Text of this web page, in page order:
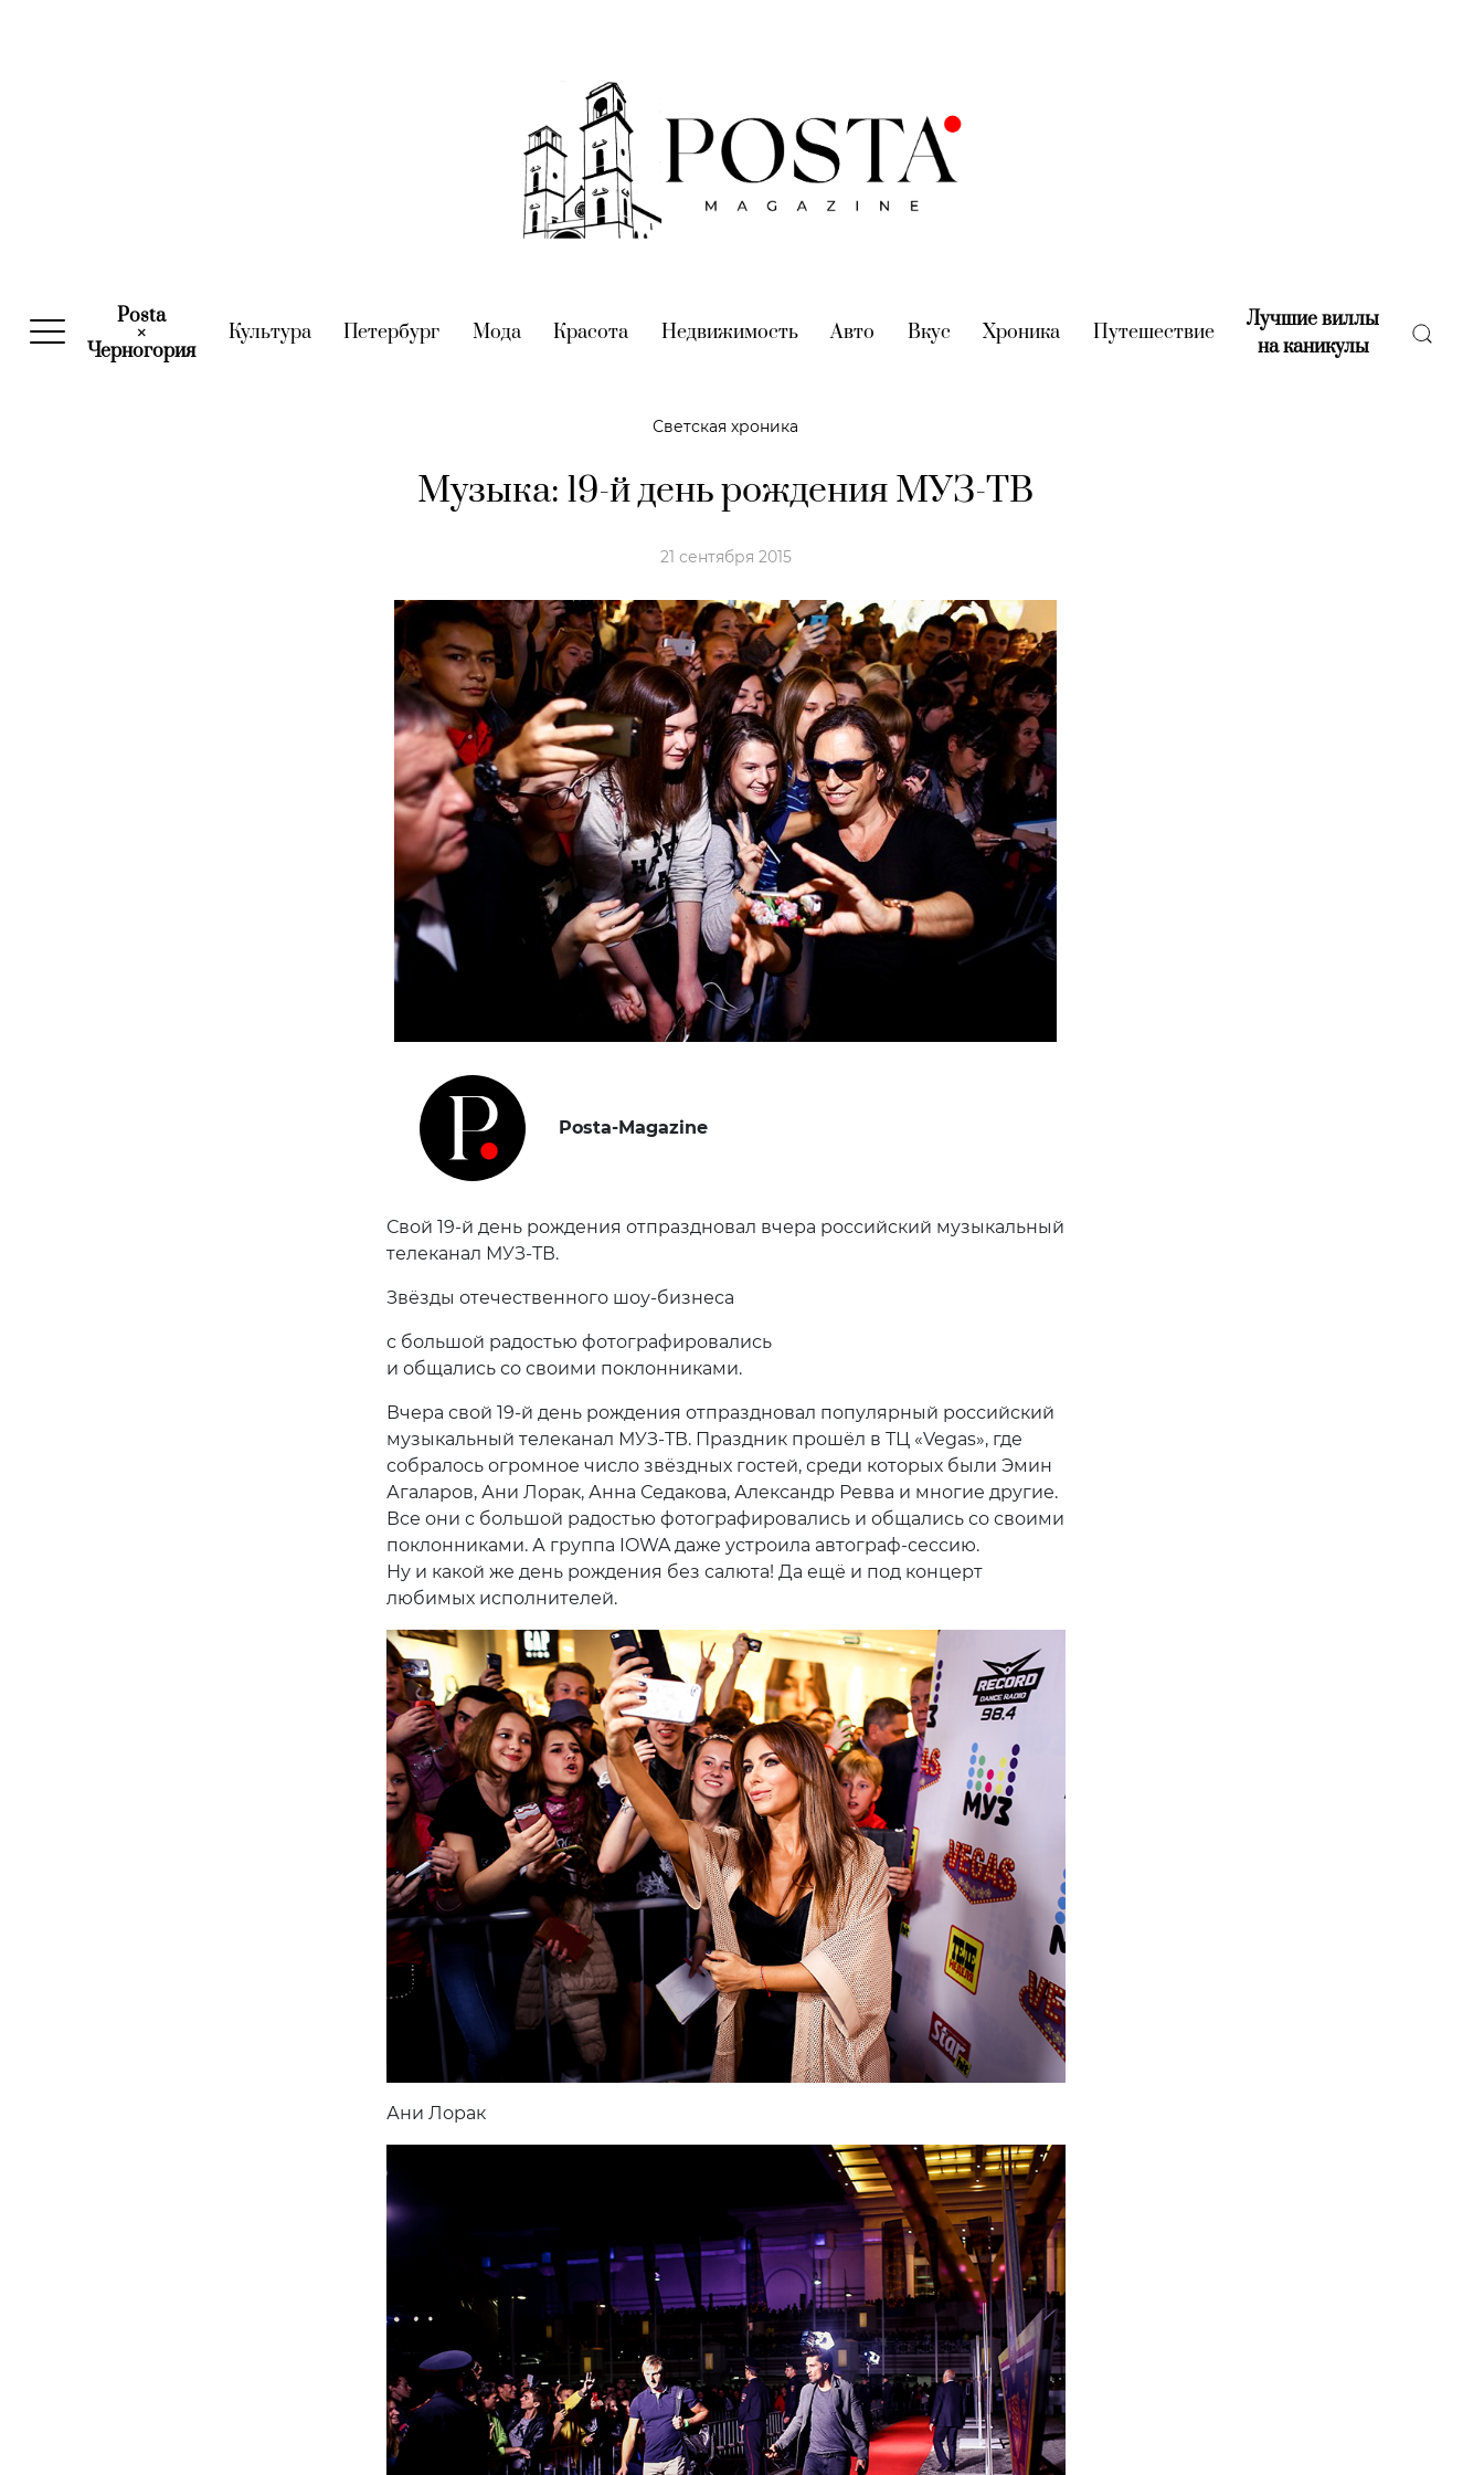
Posta
×
Черногория(current)
Культура(current)
Петербург (current)
Мода(current)
Красота (current)
Недвижимость(current)
Авто (current)
Вкус (current)
Хроника (current)
Путешествие(current)
Лучшие виллы
на каникулы(current)
Светская хроника
Музыка: 19-й день рождения МУЗ-ТВ
21 сентября 2015
Posta-Magazine
Свой 19-й день рождения отпраздновал вчера российский музыкальный
телеканал МУЗ-ТВ.
Звёзды отечественного шоу-бизнеса
с большой радостью фотографировались
и общались со своими поклонниками.
Вчера свой 19-й день рождения отпраздновал популярный российский
музыкальный телеканал МУЗ-ТВ. Праздник прошёл в ТЦ «Vegas», где
собралось огромное число звёздных гостей, среди которых были Эмин
Агаларов, Ани Лорак, Анна Седакова, Александр Ревва и многие другие.
Все они с большой радостью фотографировались и общались со своими
поклонниками. А группа IOWA даже устроила автограф-сессию.
Ну и какой же день рождения без салюта! Да ещё и под концерт
любимых исполнителей.
Ани Лорак